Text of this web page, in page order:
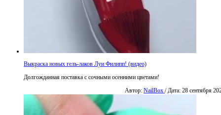
Выкраска новых гель-лаков Луи Филипп! (видео)
Долгожданная поставка с сочными осенними цветами!
Автор: NailBox / Дата: 28 сентября